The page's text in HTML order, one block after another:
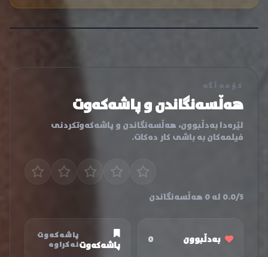
کۆمەڵگە
هەڵسەنگاندن و پاشەکەوت
لێرەدا بەدڵبوون، هەڵسەنگاندن و پاشەکەوتکردنی
فیلمەکان بە باشی کار دەکات.
0.0/5 لە 0 هەڵسەنگاندن
بەدڵبوون 0 پاشەکەوت
پاشەکەوت
نەکراوە